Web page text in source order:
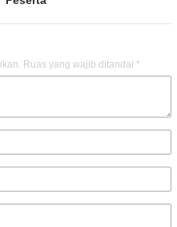
Ruas yang wajib ditandai *